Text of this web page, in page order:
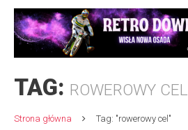
TAG: ROWEROWY CEL
Strona główna Tag: "rowerowy cel"